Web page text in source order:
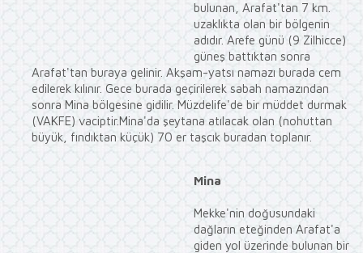
bulunan, Arafat'tan 7 km.
uzaklıkta olan bir bölgenin
adıdır. Arefe günü (9 Zilhicce)
güneş battıktan sonra
Arafat'tan buraya gelinir. Akşam-yatsı namazı burada cem
edilerek kılınır. Gece burada geçirilerek sabah namazından
sonra Mina bölgesine gidilir. Müzdelife'de bir müddet durmak
(VAKFE) vaciptir.Mina'da şeytana atılacak olan (nohuttan
büyük, fındıktan küçük) 70 er taşcık buradan toplanır.
Mina
Mekke'nin doğusundaki
dağların eteğinden Arafat'a
giden yol üzerinde bulunan bir